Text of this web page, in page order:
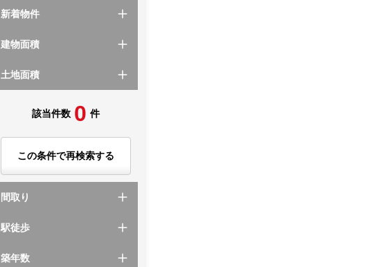
新着物件
建物面積
土地面積
該当件数 0 件
この条件で再検索する
間取り
駅徒歩
築年数